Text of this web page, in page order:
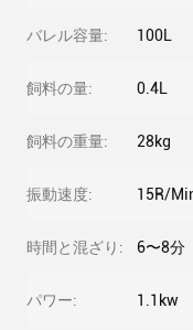
バレル容量: 100L
飼料の量: 0.4L
飼料の重量: 28kg
振動速度: 15R/
時間と混ざり: 6〜8分
パワー: 1.1kw